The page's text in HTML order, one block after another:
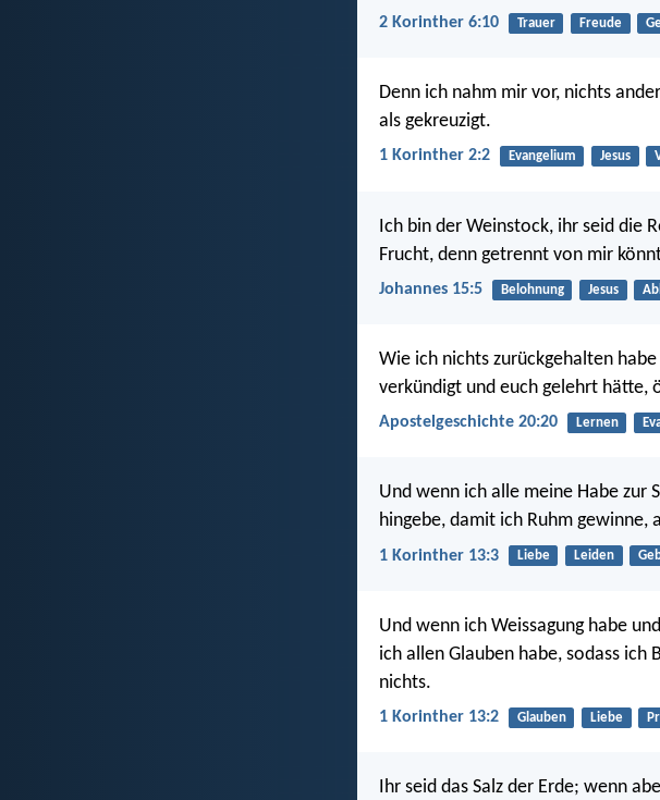
2 Korinther 6:10 Trauer Freude
Denn ich nahm mir vor, nichts
als gekreuzigt.
1 Korinther 2:2 Evangelium Jesus
Ich bin der Weinstock, ihr seid die
Frucht, denn getrennt von mir
Johannes 15:5 Belohnung Jesus
Wie ich nichts zurückgehalten
verkündigt und euch gelehrt hätte,
Apostelgeschichte 20:20 Lernen
Und wenn ich alle meine Habe zur
hingebe, damit ich Ruhm gewinne,
1 Korinther 13:3 Liebe Leiden
Und wenn ich Weissagung habe
ich allen Glauben habe, sodass ich
nichts.
1 Korinther 13:2 Glauben Liebe
Ihr seid das Salz der Erde; wenn